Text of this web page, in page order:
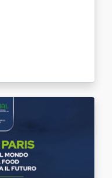
ARSIAL INVITANO